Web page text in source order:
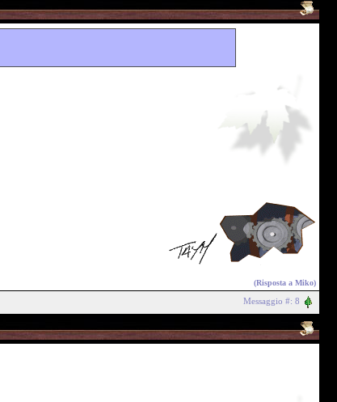
(Risposta a Miko)
Messaggio #: 8